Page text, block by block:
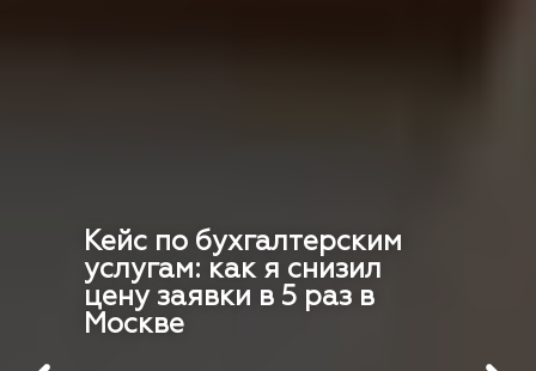
Кейс по бухгалтерским
услугам: как я снизил
цену заявки в 5 раз в
Москве